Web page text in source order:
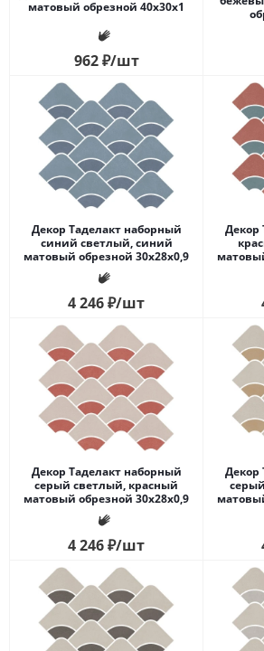
матовый обрезной 40x30x1
962₽/шт
Декор Таделакт наборный
синий светлый, синий
матовый обрезной 30x28x0,9
4 246₽/шт
Декор
Декор Таделакт наборный
серый светлый, красный
матовый обрезной 30x28x0,9
4 246₽/шт
Декор